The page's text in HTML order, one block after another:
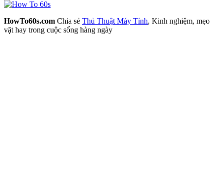
HowTo60s.com Chia sẻ Thủ Thuật Máy Tính, Kinh nghiệm, mẹo
vặt hay trong cuộc sống hàng ngày